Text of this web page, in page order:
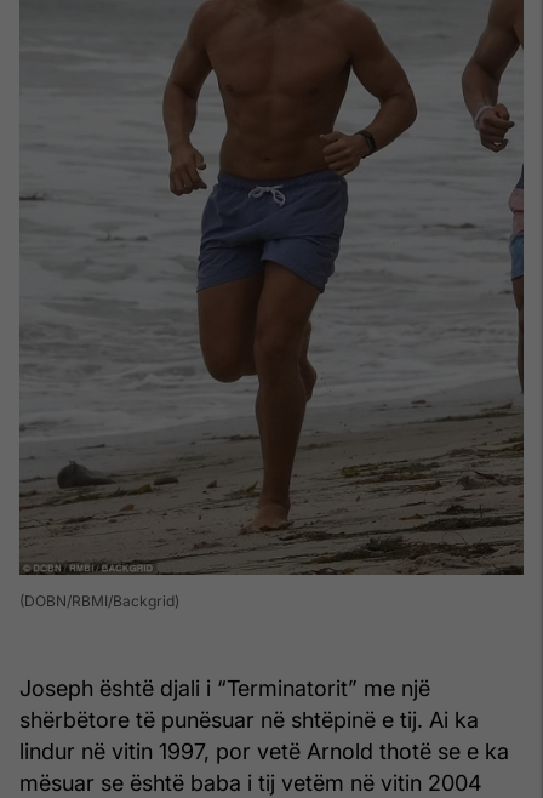
(DOBN/RBMI/Backgrid)
Joseph është djali i “Terminatorit” me një
shërbëtore të punësuar në shtëpinë e tij. Ai ka
lindur në vitin 1997, por vetë Arnold thotë se e ka
mësuar se është baba i tij vetëm në vitin 2004